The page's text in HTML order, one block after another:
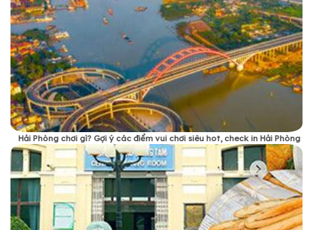
Hải Phòng chơi gì? Gợi ý các điểm vui chơi siêu hot, check in Hải Phòng